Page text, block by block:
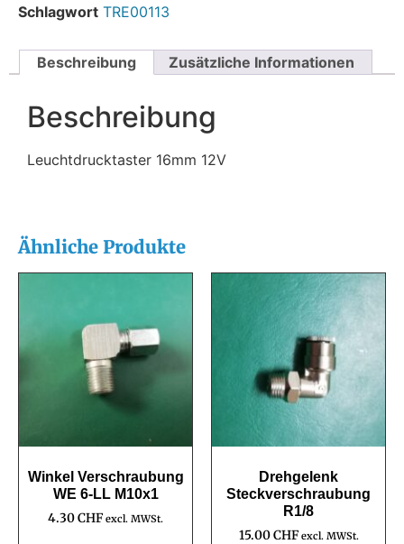
Schlagwort TRE00113
Beschreibung Zusätzliche Informationen
Beschreibung
Leuchtdrucktaster 16mm 12V
Ähnliche Produkte
Winkel Verschraubung
WE 6-LL M10x1
4.30CHF excl. MWSt.
Drehgelenk
Steckverschraubung
R1/8
15.00CHF excl. MWSt.